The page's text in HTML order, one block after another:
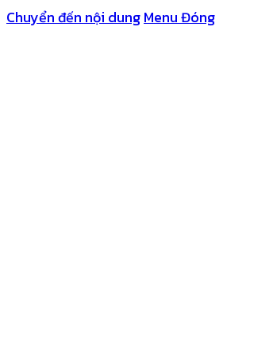
Chuyển đến nội dungMenuĐóng